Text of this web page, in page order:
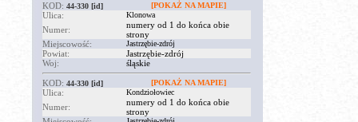
KOD: 44-330 [id] [POKAŻ NA MAPIE]
Ulica: Klonowa
Numer:
numery od 1 do końca obie
strony
Miejscowość:
Jastrzębie-zdrój
Powiat:
Jastrzębie-zdrój
Woj:
śląskie
KOD: 44-330 [id] [POKAŻ NA MAPIE]
Ulica: Kondziołowiec
Numer:
numery od 1 do końca obie
strony